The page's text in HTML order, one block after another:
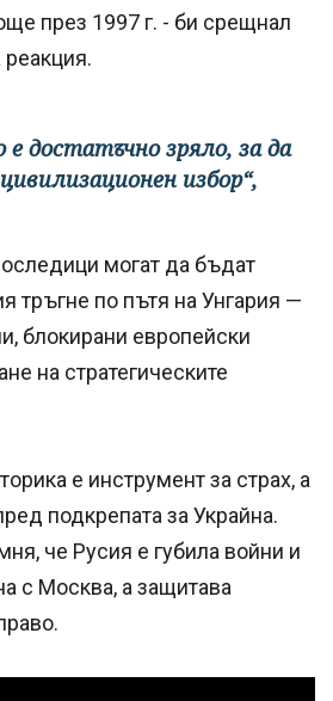
през 1997 г. - би срещнал
достатъчно зряло, за да
избор“,
могат да бъдат
тръгне по пътя на Унгария —
блокирани европейски
на стратегическите
е инструмент за страх, а
подкрепата за Украйна.
че Русия е губила войни и
с Москва, а защитава